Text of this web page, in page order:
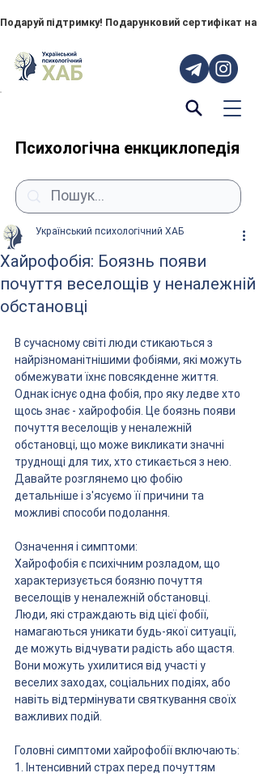
Подаруй підтримку! Подарунковий сертифікат
Психологічна енкциклопедія
Хайрофобія: Боязнь появи
почуття веселощів у неналежній
обстановці
Український психологічний ХАБ
В сучасному світі люди стикаються з
найрізноманітнішими фобіями, які можуть
обмежувати їхнє повсякденне життя.
Однак існує одна фобія, про яку ледве хто
щось знає - хайрофобія. Це боязнь появи
почуття веселощів у неналежній
обстановці, що може викликати значні
труднощі для тих, хто стикається з нею.
Давайте розглянемо цю фобію
детальніше і з'ясуємо її причини та
можливі способи подолання.
Означення і симптоми:
Хайрофобія є психічним розладом, що
характеризується боязню почуття
веселощів у неналежній обстановці.
Люди, які страждають від цієї фобії,
намагаються уникати будь-якої ситуації,
де можуть відчувати радість або щастя.
Вони можуть ухилитися від участі у
веселих заходах, соціальних подіях, або
навіть відтермінувати святкування своїх
важливих подій.
Головні симптоми хайрофобії включають:
1. Інтенсивний страх перед почуттям